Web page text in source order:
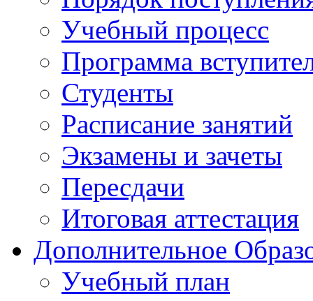
Учебный процесс
Программа
Студенты
Расписание занятий
Экзамены и зачеты
Пересдачи
Итоговая аттестация
Дополнительное
Учебный план